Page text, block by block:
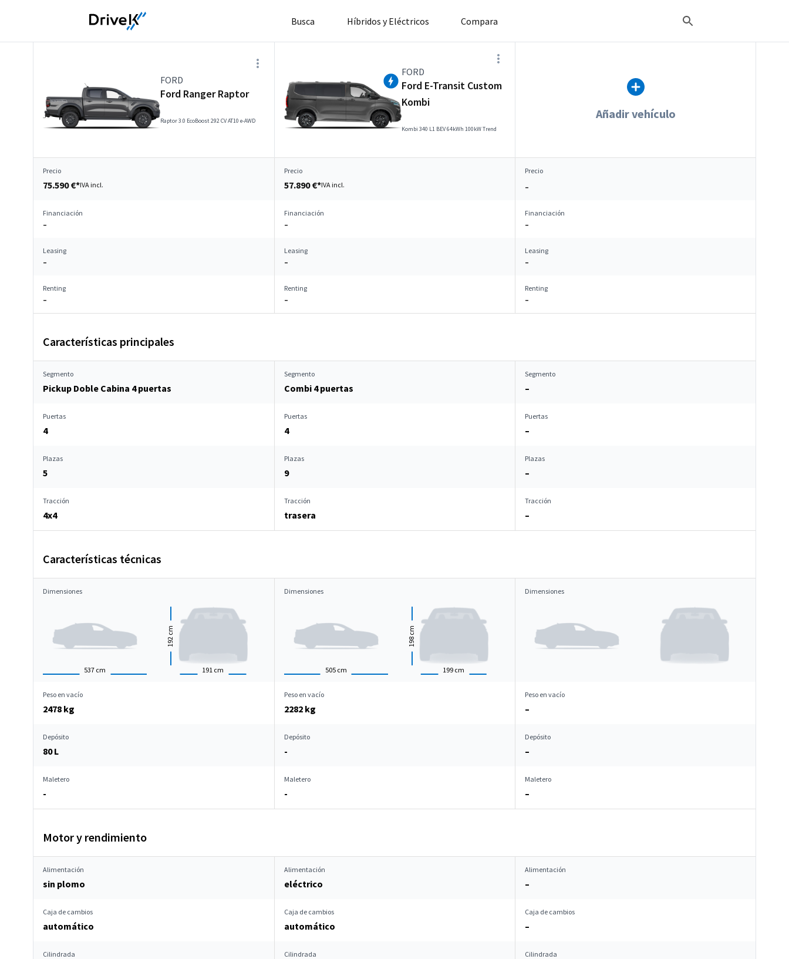
Busca Híbridos y Eléctricos Compara
FORD
Ford Ranger Raptor
Raptor 3.0 EcoBoost 292 CV AT10 e-AWD
FORD
Ford E-Transit Custom
Kombi
Kombi 340 L1 BEV 64kWh 100kW Trend
Añadir vehículo
Precio
75.590 €*IVA incl.
Precio
57.890 €*IVA incl.
Precio
–
Financiación
–
Financiación
–
Financiación
–
Leasing
–
Leasing
–
Leasing
–
Renting
–
Renting
–
Renting
–
Características principales
Segmento
Pickup Doble Cabina 4 puertas
Segmento
Combi 4 puertas
Segmento
–
Puertas
4
Puertas
4
Puertas
–
Plazas
5
Plazas
9
Plazas
–
Tracción
4x4
Tracción
trasera
Tracción
–
Características técnicas
Dimensiones
537 cm 191 cm
192
cm
Dimensiones
505 cm 199 cm
198
cm
Dimensiones
Peso en vacío
2478 kg
Peso en vacío
2282 kg
Peso en vacío
–
Depósito
80 L
Depósito
-
Depósito
–
Maletero
-
Maletero
-
Maletero
–
Motor y rendimiento
Alimentación
sin plomo
Alimentación
eléctrico
Alimentación
–
Caja de cambios
automático
Caja de cambios
automático
Caja de cambios
–
Cilindrada Cilindrada Cilindrada